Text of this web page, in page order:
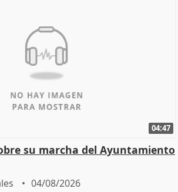
04:47
su marcha del Ayuntamiento
04/08/2026